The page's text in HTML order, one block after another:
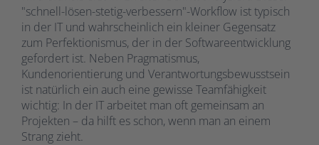
"schnell-lösen-stetig-verbessern"-Workflow ist typisch
in der IT und wahrscheinlich ein kleiner Gegensatz
zum Perfektionismus, der in der Softwareentwicklung
gefordert ist. Neben Pragmatismus,
Kundenorientierung und Verantwortungsbewusstsein
ist natürlich ein auch eine gewisse Teamfähigkeit
wichtig: In der IT arbeitet man oft gemeinsam an
Projekten – da hilft es schon, wenn man an einem
Strang zieht.